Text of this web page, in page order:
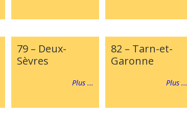
79 – Deux-
Sèvres
Plus ...
82 – Tarn-et-
Garonne
Plus ...